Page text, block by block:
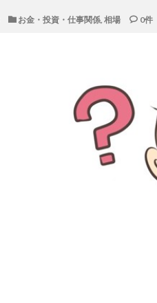
お金・投資・仕事関係, 相場 0件